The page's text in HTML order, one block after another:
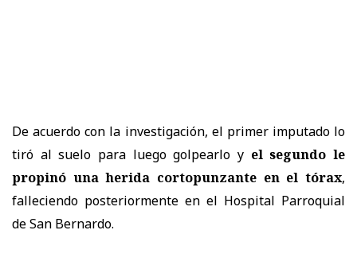
De acuerdo con la investigación, el primer imputado lo
tiró al suelo para luego golpearlo y el segundo le
propinó una herida cortopunzante en el tórax,
falleciendo posteriormente en el Hospital Parroquial
de San Bernardo.